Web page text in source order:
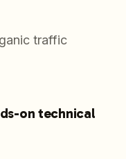
traffic
on technical